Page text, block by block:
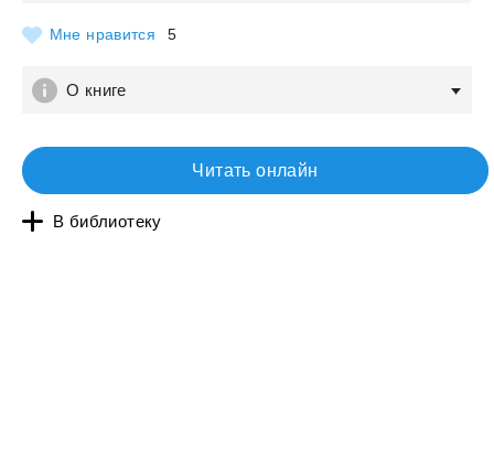
Мне нравится 5
О книге
Читать онлайн
В библиотеку